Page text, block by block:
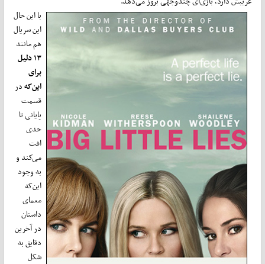
با این حال
این سریال
هم مانند
۱۳ دلیل
برای
این‌کهدر
قسمت
پایانی تا
حدی
افت
می‌کند و
به وجود
این‌که
معمای
داستان
در آخرین
دقایق به
شکل